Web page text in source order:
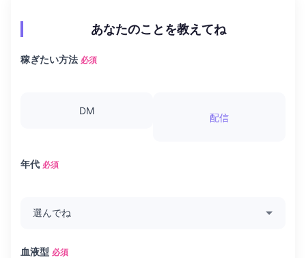
あなたのことを教えてね
稼ぎたい方法 必須
DM
配信
年代 必須
血液型 必須